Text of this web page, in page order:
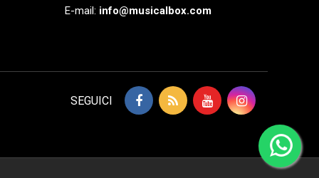
E-mail: info@musicalbox.com
SEGUICI